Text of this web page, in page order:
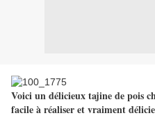
Voici un délicieux tajine de pois
facile à réaliser et vraiment